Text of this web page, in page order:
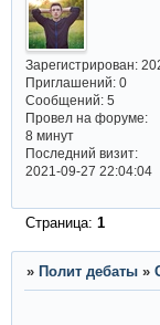
Зарегистрирован:
Приглашений:0
Сообщений:5
Провел на форуме:
8 минут
Последний визит:
2021-09-27 22:04:04
Страница: 1
» Полит дебаты »